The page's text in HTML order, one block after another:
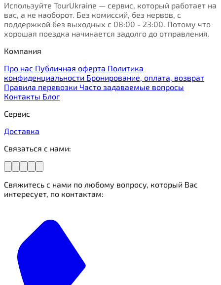
Используйте TourUkraine — сервис, который работает на
вас, а не наоборот. Без комиссий, без нервов, с
поддержкой без выходных с 08:00 - 23:00. Потому что
хорошая поездка начинается задолго до отправления.
Компания
Про нас Публичная оферта Политика
конфиденциальности Бронирование, оплата, возврат
Правила перевозки Часто задаваемые вопросы
Контакты Блог
Сервис
Доставка
Связаться с нами:
Свяжитесь с нами по любому вопросу, который Вас
интересует, по контактам: